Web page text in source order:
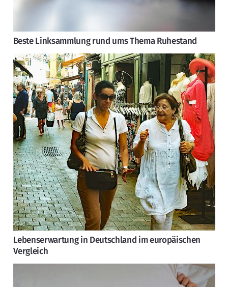
Beste Linksammlung rund ums Thema Ruhestand
Lebenserwartung in Deutschland im europäischen
Vergleich